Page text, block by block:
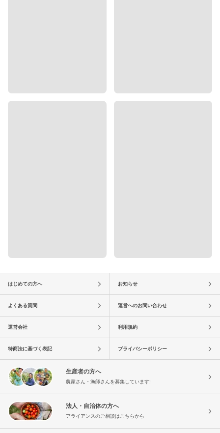
はじめての方へ お知らせ
よくある質問 運営へのお問い合わせ
運営会社 利用規約
特商法に基づく表記 プライバシーポリシー
生産者の方へ
農家さん・漁師さんを募集しています!
法人・自治体の方へ
アライアンスのご相談はこちらから